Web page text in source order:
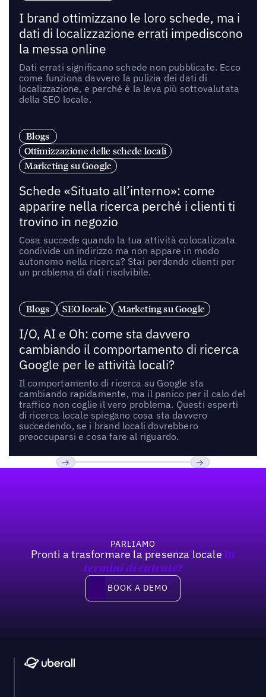
I brand ottimizzano le loro schede, ma i
dati di localizzazione errati impediscono
la messa online
Dati errati significano schede non pubblicate. Ecco
come funziona davvero la pulizia dei dati di
localizzazione, e perché è la leva più sottovalutata
della SEO locale.
Blogs
Ottimizzazione delle schede locali
Marketing su Google
Schede «Situato all’interno»: come
apparire nella ricerca perché i clienti ti
trovino in negozio
Cosa succede quando la tua attività colocalizzata
condivide un indirizzo ma non appare in modo
autonomo nella ricerca? Stai perdendo clienti per
un problema di dati risolvibile.
Blogs SEO locale Marketing su Google
I/O, AI e Oh: come sta davvero
cambiando il comportamento di ricerca
Google per le attività locali?
Il comportamento di ricerca su Google sta
cambiando rapidamente, ma il panico per il calo del
traffico non coglie il vero problema. Questi esperti
di ricerca locale spiegano cosa sta davvero
succedendo, se i brand locali dovrebbero
preoccuparsi e cosa fare al riguardo.
PARLIAMO
Pronti a trasformare la presenza locale In
termini di entrate?
Book a demo
BOOK A DEMO